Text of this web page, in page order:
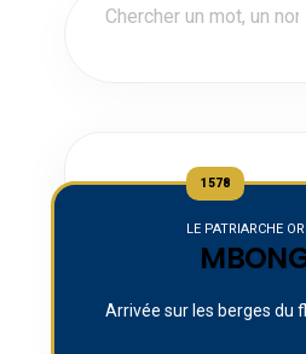
1578
LE PATRIARCHE
Arrivée sur les berges du